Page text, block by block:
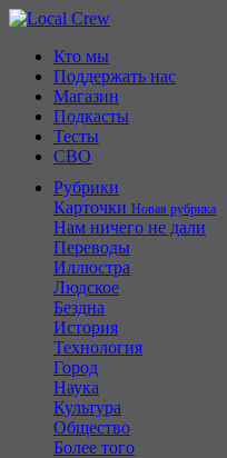
Кто мы
Поддержать нас
Магазин
Подкасты
Тесты
СВО
Рубрики
Карточки Новая рубрика
Нам ничего не дали
Переводы
Иллюстра
Людское
Бездна
История
Технология
Город
Наука
Культура
Общество
Более того